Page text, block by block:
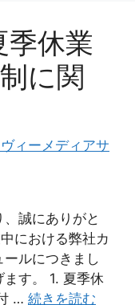
休業
に関
ィーメディアサ
誠にありがと
における弊社カ
ルにつきまし
す。 1. 夏季休
… 続きを読む